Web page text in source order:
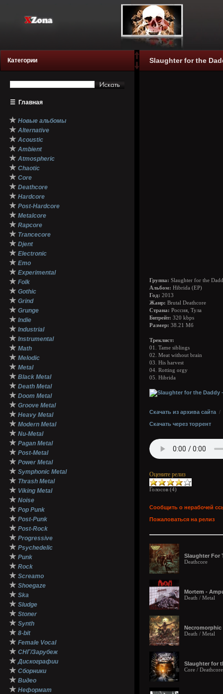
Категории
☰ Главная
★ Новые альбомы
★ Alternative
★ Acoustic
★ Ambient
★ Atmospheric
★ Chaotic
★ Core
★ Deathcore
★ Hardcore
★ Post-Hardcore
★ Metalcore
★ Rapcore
★ Trancecore
★ Djent
★ Electronic
★ Emo
★ Experimental
★ Folk
★ Gothic
★ Grind
★ Grunge
★ Indie
★ Industrial
★ Instrumental
★ Math
★ Melodic
★ Metal
★ Black Metal
★ Death Metal
★ Doom Metal
★ Groove Metal
★ Heavy Metal
★ Modern Metal
★ Nu-Metal
★ Pagan Metal
★ Post-Metal
★ Power Metal
★ Symphonic Metal
★ Thrash Metal
★ Viking Metal
★ Noise
★ Pop Punk
★ Post-Punk
★ Post-Rock
★ Progressive
★ Psychedelic
★ Punk
★ Rock
★ Screamo
★ Shoegaze
★ Ska
★ Sludge
★ Stoner
★ Synth
★ 8-bit
★ Female Vocal
★ СНГ/Зарубеж
★ Дискографии
★ Сборники
★ Видео
★ Неформат
Slaughter for the
Группа: Slaughter for the
Альбом: Hibrida (EP)
Год: 2013
Жанр: Brutal Deathcore
Страна: Россия, Тула
Битрейт: 320 kbps
Размер: 38.21 Мб
Треклист:
01. Tame siblings
02. Meat without brain
03. His harvest
04. Rotting orgy
05. Hibrida
Скачать из архива сайта /
Скачать через торрент
Оцените релиз
Голосов (4)
Сообщить о нерабочей
Пожаловаться на релиз
Slaughter For
Deathcore
Mortem -
Death / Metal
Necromorphic
Death / Metal
Slaughter for
Core / Deathcore